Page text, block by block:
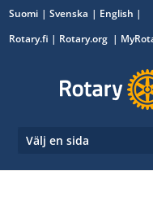
Suomi Svenska
English
Rotary.fi | Rotary.org |
Välj en sida